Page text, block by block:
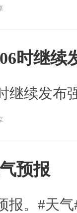
时继
继续发布
预报
报。#天